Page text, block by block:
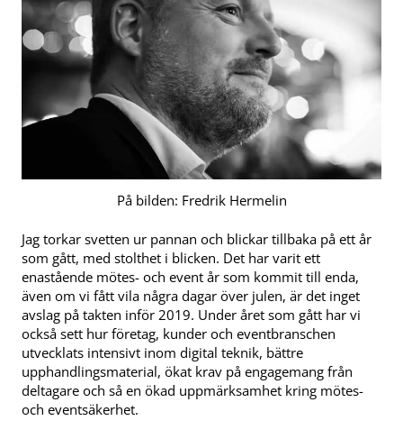
På bilden: Fredrik Hermelin
Jag torkar svetten ur pannan och blickar tillbaka på ett år
som gått, med stolthet i blicken. Det har varit ett
enastående mötes- och event år som kommit till enda,
även om vi fått vila några dagar över julen, är det inget
avslag på takten inför 2019. Under året som gått har vi
också sett hur företag, kunder och eventbranschen
utvecklats intensivt inom digital teknik, bättre
upphandlingsmaterial, ökat krav på engagemang från
deltagare och så en ökad uppmärksamhet kring mötes-
och eventsäkerhet.